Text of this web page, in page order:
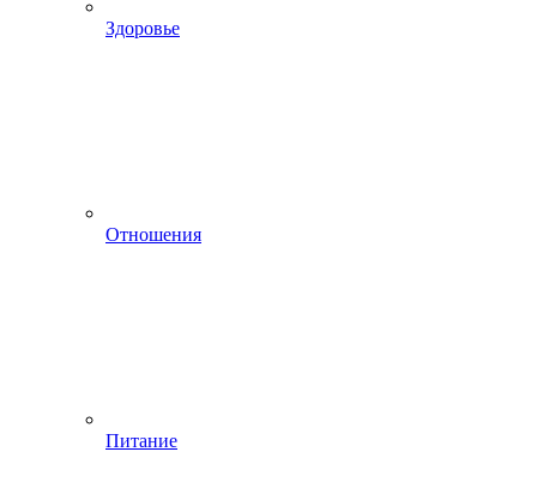
Здоровье
Отношения
Питание